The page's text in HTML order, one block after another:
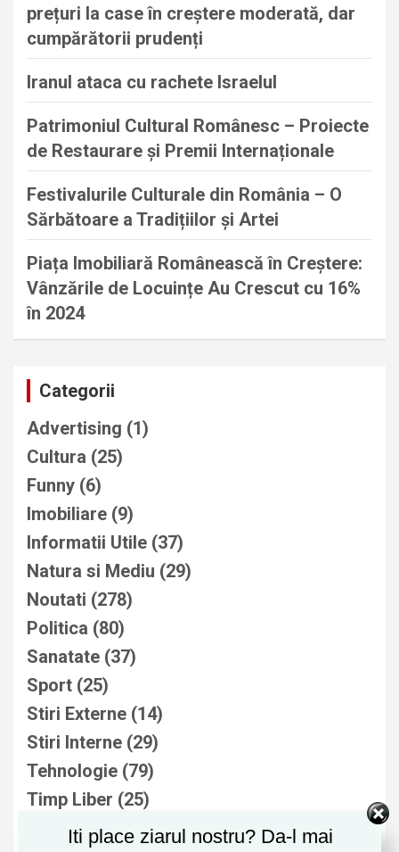
prețuri la case în creștere moderată, dar
cumpărătorii prudenți
Iranul ataca cu rachete Israelul
Patrimoniul Cultural Românesc – Proiecte
de Restaurare și Premii Internaționale
Festivalurile Culturale din România – O
Sărbătoare a Tradițiilor și Artei
Piața Imobiliară Românească în Creștere:
Vânzările de Locuințe Au Crescut cu 16%
în 2024
Categorii
Advertising (1)
Cultura (25)
Funny (6)
Imobiliare (9)
Informatii Utile (37)
Natura si Mediu (29)
Noutati (278)
Politica (80)
Sanatate (37)
Sport (25)
Stiri Externe (14)
Stiri Interne (29)
Tehnologie (79)
Timp Liber (25)
Uncategorized(5)
Iti place ziarul nostru? Da-l mai